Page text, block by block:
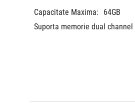
Capacitate Maxima:
64GB
Suporta memorie dual channel